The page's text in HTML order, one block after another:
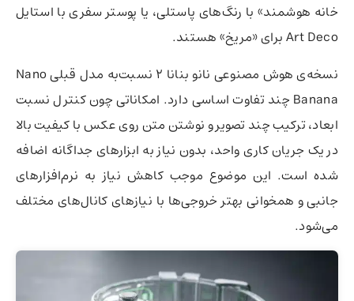
خانه هوشمند» با رنگ‌های پاستلی، یا پوستر سفری با استایل
Art Deco برای «مریخ» هستند.
نسخه‌ی هوش مصنوعی نانو بنانا 2 نسبت‌به مدل قبلی Nano
Banana چند تفاوت اساسی دارد. امکاناتی چون کنترل نسبت
ابعاد، ترکیب چند تصویر و نوشتن متن روی عکس با کیفیت بالا
در یک جریان کاری واحد، بدون نیاز به ابزارهای جداگانه اضافه
شده است. این موضوع موجب کاهش نیاز به نرم‌افزارهای
جانبی و همخوانی بهتر خروجی‌ها با نیازهای کانال‌های مختلف
می‌شود.